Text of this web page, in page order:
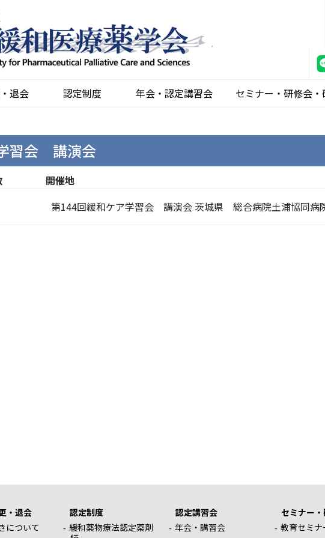
退会 認定制度 年会・認定講習会 セミナー・研修会
習会 講演会
開催地
第144回緩和ケア学習会 講演会 茨城県 総合病院土浦協同
・退会
について
認定制度
緩和薬物療法認定薬剤
認定講習会
年会・講習会
セミナー
教育セミナ